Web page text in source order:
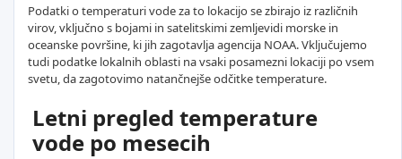
Podatki o temperaturi vode za to lokacijo se zbirajo iz različnih
virov, vključno s bojami in satelitskimi zemljevidi morske in
oceanske površine, ki jih zagotavlja agencija NOAA. Vključujemo
tudi podatke lokalnih oblasti na vsaki posamezni lokaciji po vsem
svetu, da zagotovimo natančnejše odčitke temperature.
Letni pregled temperature
vode po mesecih